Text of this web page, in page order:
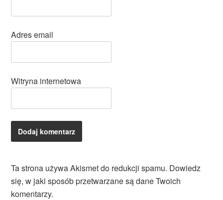
Adres email
Witryna internetowa
Ta strona używa Akismet do redukcji spamu. Dowiedz
się, w jaki sposób przetwarzane są dane Twoich
komentarzy.